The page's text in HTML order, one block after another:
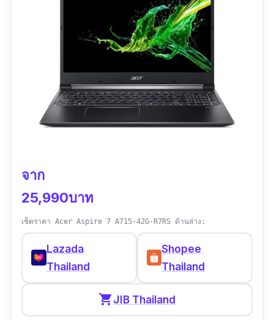
15.6 นิ้ว |ความจำ :512 GB
ระบบปฏิบัติการ :Windows 11 |ปีที่ผลิต :
ดีทุกอย่างค้าบบ ร้านส่งเร็วมากๆขนส่งก็เร็ว
คอมได้รับมาแล้ว 3วัน ไม่มีปัญหา และน่าจะไม่มี
ปัญหาอะไร ภาพรวมดีค้าบ พนักงานตอบคำถาม
ตลอดในแชท ห่อดีมีกันกระแทกเยอะมาก กล่อง
จาก
25,990บาท
เช็คราคา Acer Aspire 7 A715-42G-R7RS ด้านล่าง:
Lazada
Thailand
Shopee
Thailand
shopping_cartJIB Thailand